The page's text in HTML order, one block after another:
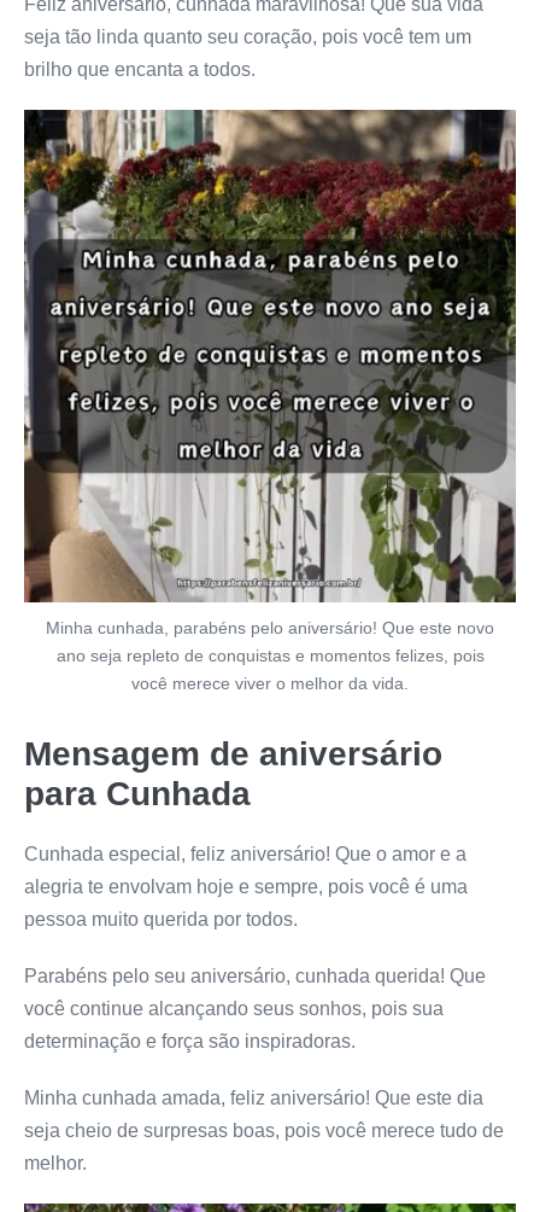
Feliz aniversário, cunhada maravilhosa! Que sua vida
seja tão linda quanto seu coração, pois você tem um
brilho que encanta a todos.
Minha cunhada, parabéns pelo aniversário! Que este novo
ano seja repleto de conquistas e momentos felizes, pois
você merece viver o melhor da vida.
Mensagem de aniversário
para Cunhada
Cunhada especial, feliz aniversário! Que o amor e a
alegria te envolvam hoje e sempre, pois você é uma
pessoa muito querida por todos.
Parabéns pelo seu aniversário, cunhada querida! Que
você continue alcançando seus sonhos, pois sua
determinação e força são inspiradoras.
Minha cunhada amada, feliz aniversário! Que este dia
seja cheio de surpresas boas, pois você merece tudo de
melhor.